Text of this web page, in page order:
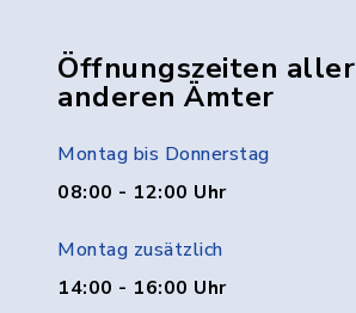
Öffnungszeiten aller
anderen Ämter
Montag bis Donnerstag
08:00 - 12:00 Uhr
Montag zusätzlich
14:00 - 16:00 Uhr